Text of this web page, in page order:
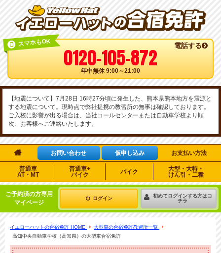
スマホもOK 電話する
0120-105-872
年中無休 9:00～21:00
【地震について】7月28日 16時27分頃に発生した、熊本県熊本地方を震源と
する地震について。現時点で弊社提携の教習所の無事は確認しております。
ご入校に影響が出る場合は、当社コールセンターまたは自動車学校より順
次、お客様へご連絡いたします。
 お問い合わせ 仮申し込み お支払い方法
普通車
AT・MT
普通車+
バイク
バイク
大型・大特・
けん引・二種
ご予約済の方専用
マイページ
ログイン
初めてログインする方はコ
チラ
イエローハットの合宿免許 HOME
大型車の合宿免許教習所一覧
高知中央自動車学校（高知県）の大型車合宿免許